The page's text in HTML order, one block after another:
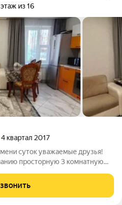
этаж из 16
4 квартал 2017
суток уважаемые друзья!
просторную 3 комнатную
которая расположена в